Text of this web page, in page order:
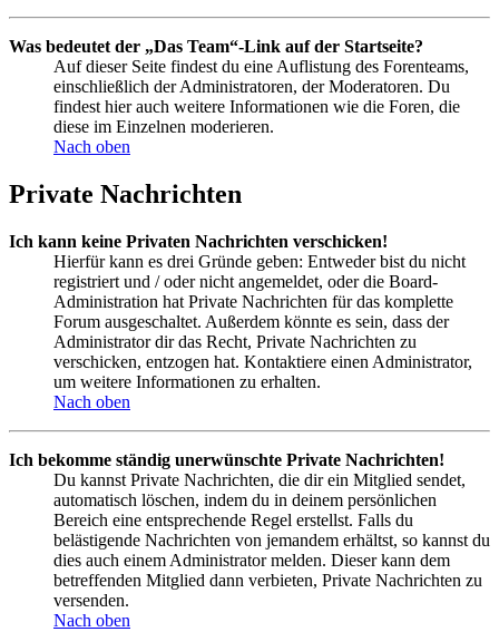
Was bedeutet der „Das Team“-Link auf der Startseite?
Auf dieser Seite findest du eine Auflistung des Forenteams,
einschließlich der Administratoren, der Moderatoren. Du
findest hier auch weitere Informationen wie die Foren, die
diese im Einzelnen moderieren.
Nach oben
Private Nachrichten
Ich kann keine Privaten Nachrichten verschicken!
Hierfür kann es drei Gründe geben: Entweder bist du nicht
registriert und / oder nicht angemeldet, oder die Board-
Administration hat Private Nachrichten für das komplette
Forum ausgeschaltet. Außerdem könnte es sein, dass der
Administrator dir das Recht, Private Nachrichten zu
verschicken, entzogen hat. Kontaktiere einen Administrator,
um weitere Informationen zu erhalten.
Nach oben
Ich bekomme ständig unerwünschte Private Nachrichten!
Du kannst Private Nachrichten, die dir ein Mitglied sendet,
automatisch löschen, indem du in deinem persönlichen
Bereich eine entsprechende Regel erstellst. Falls du
belästigende Nachrichten von jemandem erhältst, so kannst du
dies auch einem Administrator melden. Dieser kann dem
betreffenden Mitglied dann verbieten, Private Nachrichten zu
versenden.
Nach oben